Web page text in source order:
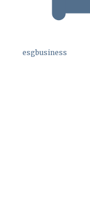
esgbusiness